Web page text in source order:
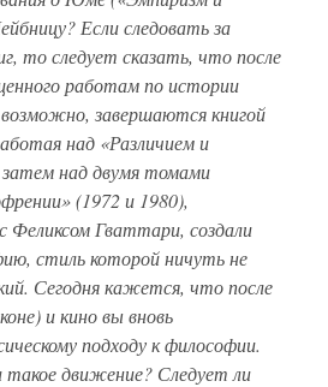
Если следовать за
то следует сказать, что после
работам по истории
завершаются книгой
над «Различием и
над двумя томами
(1972 и 1980),
Феликсом Гваттари, создали
стиль которой ничуть не
Сегодня кажется, что после
и кино вы вновь
подходу к философии.
движение? Следует ли